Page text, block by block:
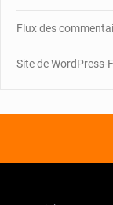
Flux des
Site de WordPress-